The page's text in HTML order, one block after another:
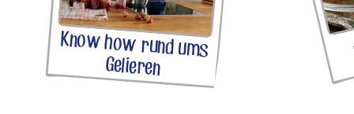
Know how rund ums
Gelieren